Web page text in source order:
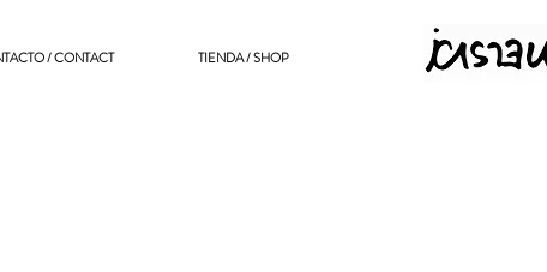
/ CONTACT TIENDA / SHOP